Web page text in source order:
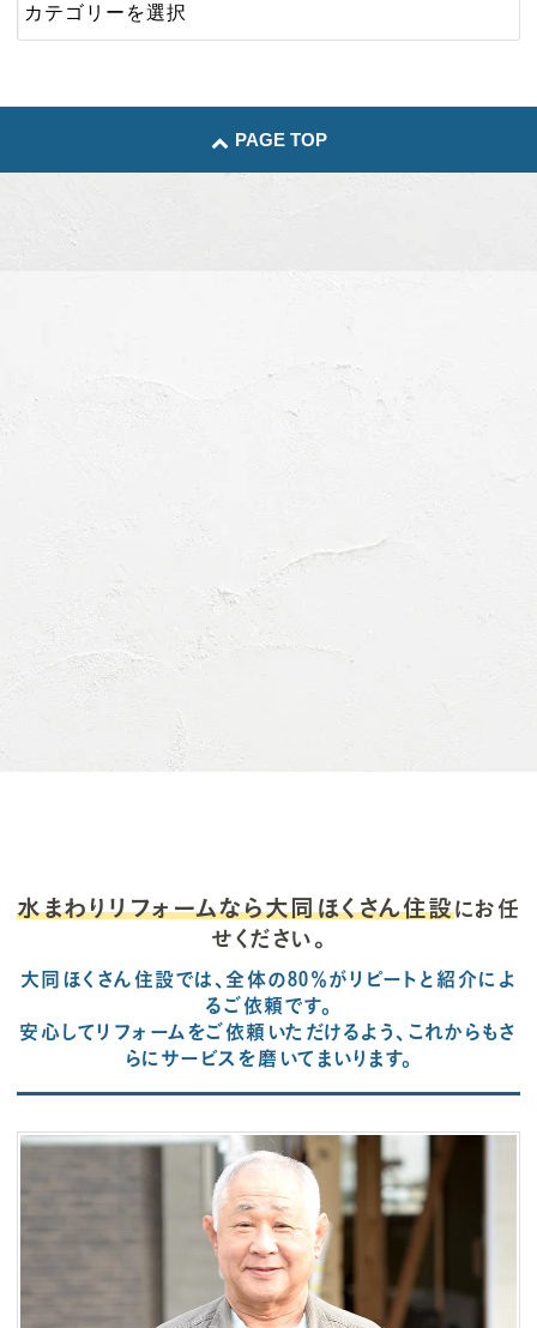
PAGE TOP
水まわりリフォームなら大同ほくさん住設にお任
せください。
大同ほくさん住設では、全体の80％がリピートと紹介によ
るご依頼です。
安心してリフォームをご依頼いただけるよう、これからもさ
らにサービスを磨いてまいります。